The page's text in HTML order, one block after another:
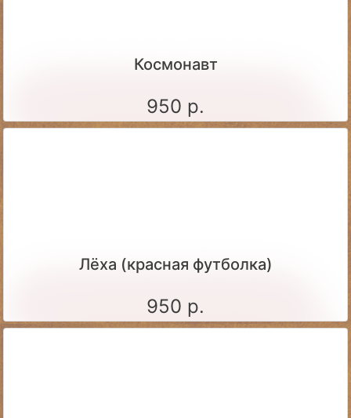
Космонавт
950 р.
Лёха (красная футболка)
950 р.